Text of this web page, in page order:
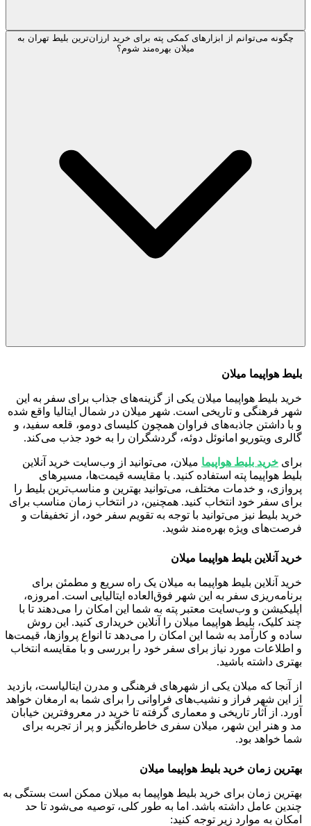
چگونه می‌توانم از ابزارهای کمکی پته برای خرید ارزان‌ترین بلیط تهران به
میلان بهره‌مند شوم؟
بلیط هواپیما میلان
خرید بلیط هواپیما میلان یکی از گزینه‌های جذاب برای سفر به این
شهر فرهنگی و تاریخی است. شهر میلان در شمال ایتالیا واقع شده
و با داشتن جاذبه‌های فراوان همچون کلیسای دومو، قلعه سفید، و
گالری ویتوریو امانوئل دوئه، گردشگران را به خود جذب می‌کند.
برای خرید بلیط هواپیمامیلان، می‌توانید از وب‌سایت‌ خرید آنلاین
بلیط هواپیما پته استفاده کنید. با مقایسه قیمت‌ها، مسیرهای
پروازی، و خدمات مختلف، می‌توانید بهترین و مناسب‌ترین بلیط را
برای سفر خود انتخاب کنید. همچنین، در انتخاب زمان مناسب برای
خرید بلیط نیز می‌توانید با توجه به تقویم سفر خود، از تخفیفات و
فرصت‌های ویژه بهره‌مند شوید.
خرید آنلاین بلیط هواپیما میلان
خرید آنلاین بلیط هواپیما به میلان یک راه سریع و مطمئن برای
برنامه‌ریزی سفر به این شهر فوق‌العاده ایتالیایی است. امروزه،
اپلیکیشن‌ و وب‌سایت‌ معتبر پته به شما این امکان را می‌دهند تا با
چند کلیک، بلیط هواپیما میلان را آنلاین خریداری کنید. این روش
ساده و کارآمد به شما این امکان را می‌دهد تا انواع پروازها، قیمت‌ها
و اطلاعات مورد نیاز برای سفر خود را بررسی و با مقایسه انتخاب
بهتری داشته باشید.
از آنجا که میلان یکی از شهرهای فرهنگی و مدرن ایتالیاست، بازدید
از این شهر فراز و نشیب‌های فراوانی را برای شما به ارمغان خواهد
آورد. از آثار تاریخی و معماری گرفته تا خرید در معروفترین خیابان
مد و هنر این شهر، میلان سفری خاطره‌انگیز و پر از تجربه برای
شما خواهد بود.
بهترین زمان خرید بلیط هواپیما میلان
بهترین زمان برای خرید بلیط هواپیما به میلان ممکن است بستگی به
چندین عامل داشته باشد. اما به طور کلی، توصیه می‌شود تا حد
امکان به موارد زیر توجه کنید: